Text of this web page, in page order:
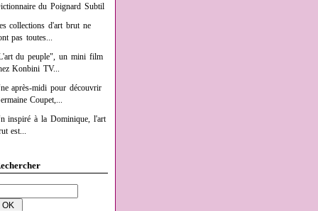
du Poignard Subtil
collections d'art brut ne
pas toutes...
du peuple", un mini film
Konbini TV...
après-midi pour découvrir
Coupet,...
inspiré à la Dominique, l'art
est...